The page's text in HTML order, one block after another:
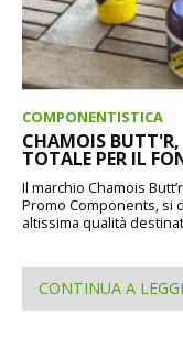
COMPONENTISTICA
CHAMOIS BUTT'R,
TOTALE PER IL
Il marchio Chamois
Promo Components, si
altissima qualità
CONTINUA A